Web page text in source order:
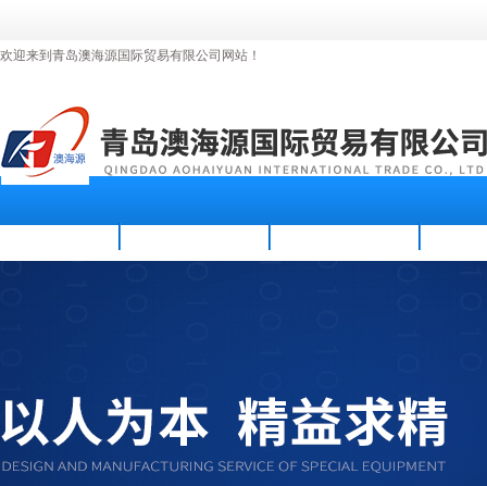
欢迎来到青岛澳海源国际贸易有限公司网站！